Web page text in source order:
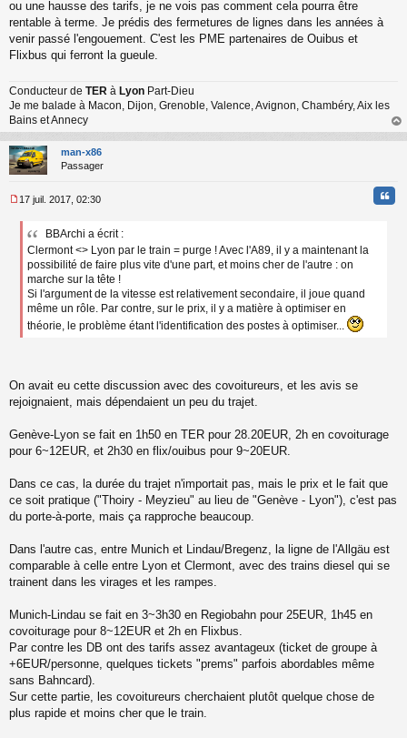
ou une hausse des tarifs, je ne vois pas comment cela pourra être
rentable à terme. Je prédis des fermetures de lignes dans les années à
venir passé l'engouement. C'est les PME partenaires de Ouibus et
Flixbus qui ferront la gueule.
Conducteur de TER à Lyon Part-Dieu
Je me balade à Macon, Dijon, Grenoble, Valence, Avignon, Chambéry, Aix les
Bains et Annecy
au
man-x86
Passager
e
17 juil. 2017, 02:30
BBArchi a écrit :
Clermont <> Lyon par le train = purge ! Avec l'A89, il y a maintenant la
possibilité de faire plus vite d'une part, et moins cher de l'autre : on
marche sur la tête !
Si l'argument de la vitesse est relativement secondaire, il joue quand
même un rôle. Par contre, sur le prix, il y a matière à optimiser en
théorie, le problème étant l'identification des postes à optimiser...
On avait eu cette discussion avec des covoitureurs, et les avis se
rejoignaient, mais dépendaient un peu du trajet.
Genève-Lyon se fait en 1h50 en TER pour 28.20EUR, 2h en covoiturage
pour 6~12EUR, et 2h30 en flix/ouibus pour 9~20EUR.
Dans ce cas, la durée du trajet n'importait pas, mais le prix et le fait que
ce soit pratique ("Thoiry - Meyzieu" au lieu de "Genève - Lyon"), c'est pas
du porte-à-porte, mais ça rapproche beaucoup.
Dans l'autre cas, entre Munich et Lindau/Bregenz, la ligne de l'Allgäu est
comparable à celle entre Lyon et Clermont, avec des trains diesel qui se
trainent dans les virages et les rampes.
Munich-Lindau se fait en 3~3h30 en Regiobahn pour 25EUR, 1h45 en
covoiturage pour 8~12EUR et 2h en Flixbus.
Par contre les DB ont des tarifs assez avantageux (ticket de groupe à
+6EUR/personne, quelques tickets "prems" parfois abordables même
sans Bahncard).
Sur cette partie, les covoitureurs cherchaient plutôt quelque chose de
plus rapide et moins cher que le train.